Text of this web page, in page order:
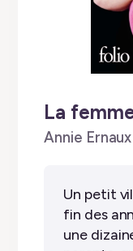
La
by
Annie
Un petit
fin des
une